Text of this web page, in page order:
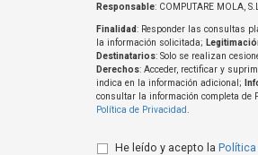
Responsable: COMPUTARE MOLA,
Finalidad: Responder las consultas
la información solicitada;
Destinatarios: Solo se realizan
Derechos: Acceder, rectificar y
indica en la información adicional;
consultar la información completa de
Política de Privacidad
He leído y acepto la Política